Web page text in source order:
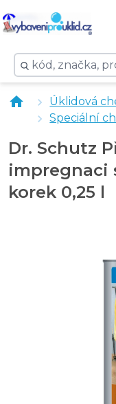
Úklidová
Speciální
Dr. Schutz
impregnaci
korek 0,25 l